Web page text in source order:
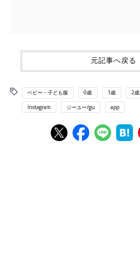
元記事へ戻る
ベビー・子ども服 0歳 1歳 2歳
Instagram ジーユー/gu app